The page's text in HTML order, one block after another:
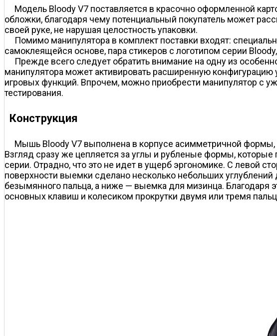
Модель Bloody V7 поставляется в красочно оформленной
обложки, благодаря чему потенциальный покупатель может
своей руке, не нарушая целостность упаковки.
Помимо манипулятора в комплект поставки входят:
самоклеящейся основе, пара стикеров с логотипом серии
Прежде всего следует обратить внимание на одну из
манипулятора может активировать расширенную
игровых функций. Впрочем, можно приобрести манипулятор с
тестирования.
Конструкция
Мышь Bloody V7 выполнена в корпусе асимметричной формы,
Взгляд сразу же цепляется за углы и рубленые формы,
серии. Отрадно, что это не идет в ущерб эргономике. С левой
поверхности выемки сделано несколько небольших
безымянного пальца, а ниже — выемка для мизинца. Благодаря
основных клавиш и колесиком прокрутки двумя или тремя